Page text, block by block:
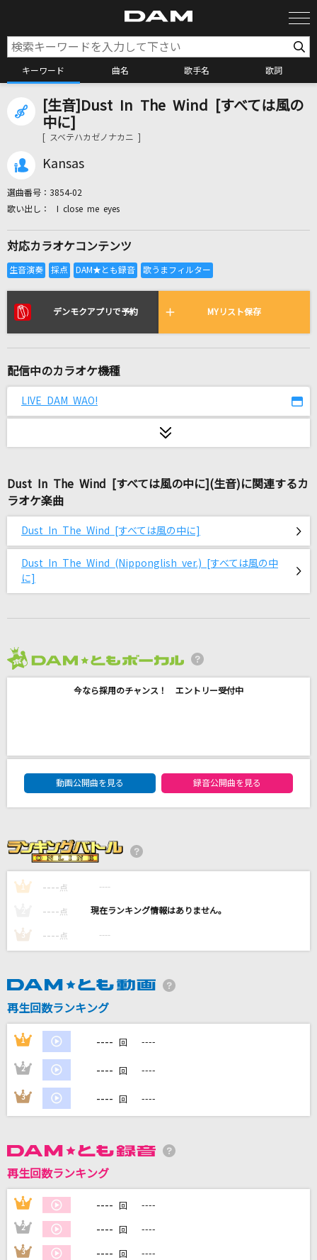
キーワード 曲名 歌手名 歌詞
カラオケ検索
カラオケリクエスト
リアルタイムで歌われている曲の一覧
[プロオケ]桜
lulu.
Mrs. GREEN APPLE
島みやえい子(島宮えい子)
林檎売りの泡沫少女
yukkedoluce feat.GUMI
カルテNo.2222
きゅるりんってしてみて
向かいあわせ
DANCING QUEEN
Little Glee Monster
Brand New
Mrs. GREEN APPLE
青梅
もっと見る
カラオケ最新情報をチェック！
DAMに会員登録・ログインして
カラオケをもっと楽しもう！
家族や友達と一緒に！練習にも！
[生音]Dust In The Wind [すべては風の
中に]
[ スベテハカゼノナカニ ]
Kansas
選曲番号： 3854-02
I close me eyes
対応カラオケコンテンツ
デンモクアプリで予約 MYリスト保存
配信中のカラオケ機種
LIVE DAM WAO!
Dust In The Wind [すべては風の中に](生音)に関連するカ
ラオケ楽曲
Dust In The Wind [すべては風の中に]
Dust In The Wind (Nipponglish ver.) [すべては風の中
に]
今なら採用のチャンス！ エントリー受付中
DAM★ともボーカルエントリーランキング
動画公開曲を見る
録音公開曲を見る
1 ---- 点 ----
---- 点 ----
3 ---- 点 ----
再生回数ランキング
1 ---- 回 ----
2 ---- 回 ----
3 ---- 回 ----
再生回数ランキング
1 ---- 回 ----
2 ---- 回 ----
3 ---- 回 ----